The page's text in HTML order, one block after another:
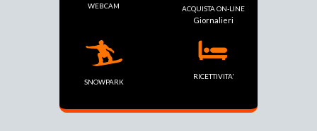
WEBCAM ACQUISTA ON-LINE
Giornalieri
SNOWPARK
RICETTIVITA'